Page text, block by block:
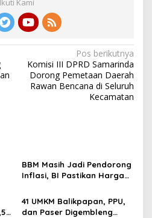
Pos berikutnya
Komisi III DPRD Samarinda
Dorong Pemetaan Daerah
Rawan Bencana di Seluruh
Kecamatan
BBM Masih Jadi Pendorong
Inflasi, BI Pastikan Harga
PPU Terkendali
41 UMKM Balikpapan, PPU,
dan Paser Digembleng